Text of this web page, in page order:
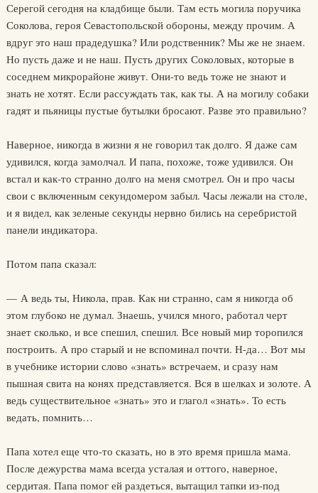
Серегой сегодня на кладбище были. Там есть могила поручика
Соколова, героя Севастопольской обороны, между прочим. А
вдруг это наш прадедушка? Или родственник? Мы же не знаем.
Но пусть даже и не наш. Пусть других Соколовых, которые в
соседнем микрорайоне живут. Они-то ведь тоже не знают и
знать не хотят. Если рассуждать так, как ты. А на могилу собаки
гадят и пьяницы пустые бутылки бросают. Разве это правильно?
Наверное, никогда в жизни я не говорил так долго. Я даже сам
удивился, когда замолчал. И папа, похоже, тоже удивился. Он
встал и как-то странно долго на меня смотрел. Он и про часы
свои с включенным секундомером забыл. Часы лежали на столе,
и я видел, как зеленые секунды нервно бились на серебристой
панели индикатора.
Потом папа сказал:
— А ведь ты, Никола, прав. Как ни странно, сам я никогда об
этом глубоко не думал. Знаешь, учился много, работал черт
знает сколько, и все спешил, спешил. Все новый мир торопился
построить. А про старый и не вспоминал почти. Н-да… Вот мы
в учебнике истории слово «знать» встречаем, и сразу нам
пышная свита на конях представляется. Вся в шелках и золоте. А
ведь существительное «знать» это и глагол «знать». То есть
ведать, помнить…
Папа хотел еще что-то сказать, но в это время пришла мама.
После дежурства мама всегда усталая и оттого, наверное,
сердитая. Папа помог ей раздеться, вытащил тапки из-под